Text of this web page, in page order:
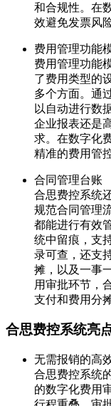
和合规性。在
效避免发票风
费用管理功能
费用管理功能
了费用类型的
多个方面。通
以自动进行数
企业报表还是
求。在数字化
精准的费用管控
合同管理台账
合思费控系统
规范合同管理
都能进行有效
统中留痕，支
录可查，还支
摊，以及一事
用审批环节，
支付和费用分
合思费控系统亮
无需报销的高
合思费控系统
的数字化费用